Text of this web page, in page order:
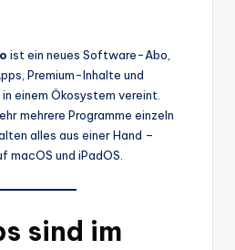
ist ein neues Software-Abo,
Premium-Inhalte und
einem Ökosystem vereint.
mehrere Programme einzeln
alles aus einer Hand –
und iPadOS.
sind im